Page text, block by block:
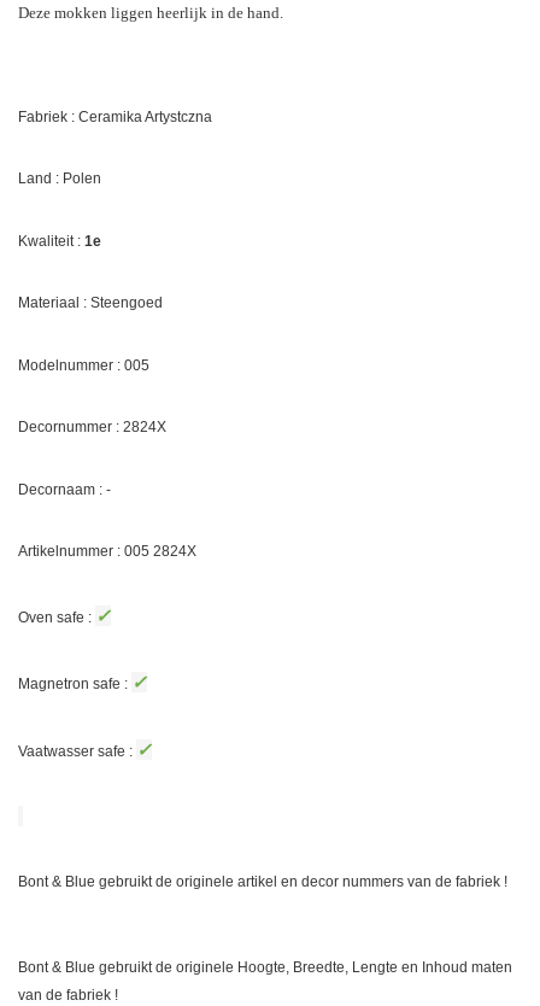
Deze mokken liggen heerlijk in de hand.
Fabriek : Ceramika Artystczna
Land : Polen
Kwaliteit : 1e
Materiaal : Steengoed
Modelnummer : 005
Decornummer : 2824X
Decornaam : -
Artikelnummer : 005 2824X
Oven safe : ✓
Magnetron safe : ✓
Vaatwasser safe : ✓
Bont & Blue gebruikt de originele artikel en decor nummers van de fabriek !
Bont & Blue gebruikt de originele Hoogte, Breedte, Lengte en Inhoud maten
van de fabriek !